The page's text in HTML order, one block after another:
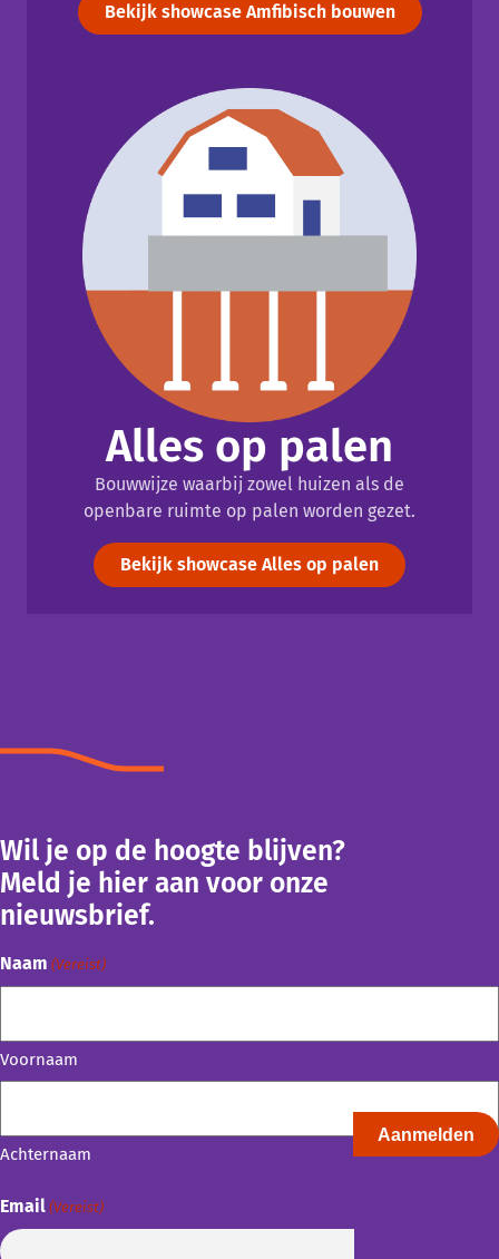
Bekijk showcase Amfibisch bouwen
Alles op palen
Bouwwijze waarbij zowel huizen als de
openbare ruimte op palen worden gezet.
Bekijk showcase Alles op palen
Wil je op de hoogte blijven?
Meld je hier aan voor onze
nieuwsbrief.
Naam (Vereist)
Voornaam
Achternaam
Email (Vereist)